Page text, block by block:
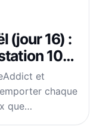
(jour 16) :
10K
et
chaque
que…